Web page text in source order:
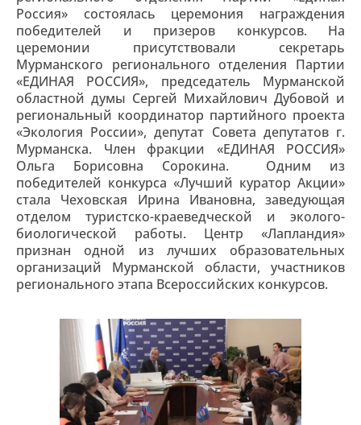
Россия» состоялась церемония награждения
победителей и призеров конкурсов. На
церемонии присутствовали секретарь
Мурманского регионального отделения Партии
«ЕДИНАЯ РОССИЯ», председатель Мурманской
областной думы Сергей Михайлович Дубовой и
региональный координатор партийного проекта
«Экология России», депутат Совета депутатов г.
Мурманска. Член фракции «ЕДИНАЯ РОССИЯ»
Ольга Борисовна Сорокина. Одним из
победителей конкурса «Лучший куратор Акции»
стала Чеховская Ирина Ивановна, заведующая
отделом туристско-краеведческой и эколого-
биологической работы. Центр «Лапландия»
признан одной из лучших образовательных
организаций Мурманской области, участников
регионального этапа Всероссийских конкурсов.